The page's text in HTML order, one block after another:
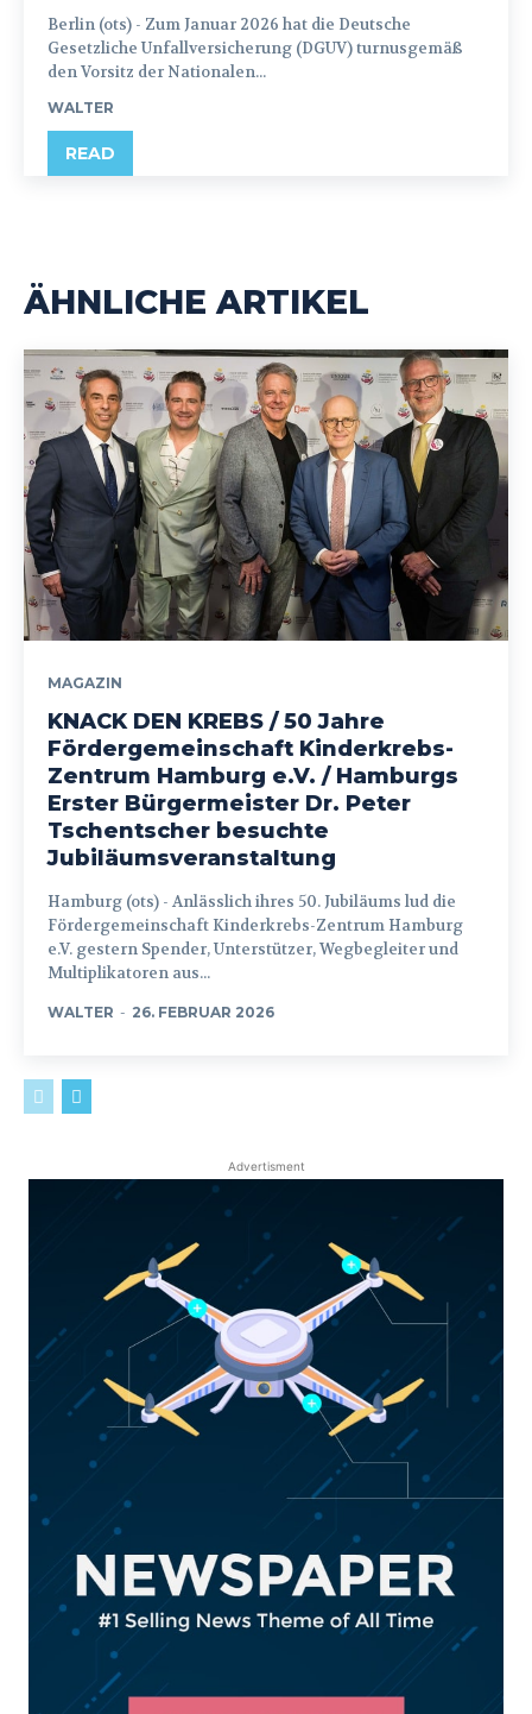
Berlin (ots) - Zum Januar 2026 hat die Deutsche
Gesetzliche Unfallversicherung (DGUV) turnusgemäß
den Vorsitz der Nationalen...
WALTER
READ
ÄHNLICHE ARTIKEL
MAGAZIN
KNACK DEN KREBS / 50 Jahre
Fördergemeinschaft Kinderkrebs-
Zentrum Hamburg e.V. / Hamburgs
Erster Bürgermeister Dr. Peter
Tschentscher besuchte
Jubiläumsveranstaltung
Hamburg (ots) - Anlässlich ihres 50. Jubiläums lud die
Fördergemeinschaft Kinderkrebs-Zentrum Hamburg
e.V. gestern Spender, Unterstützer, Wegbegleiter und
Multiplikatoren aus...
WALTER - 26. FEBRUAR 2026
Advertisment